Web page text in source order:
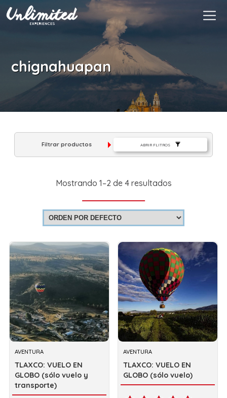
$ MXN
chignahuapan
Filtrar productos ABRIR FLITROS
Mostrando 1–2 de 4 resultados
AVENTURA
TLAXCO: VUELO EN
GLOBO (sólo vuelo y
transporte)
AVENTURA
TLAXCO: VUELO EN
GLOBO (sólo vuelo)